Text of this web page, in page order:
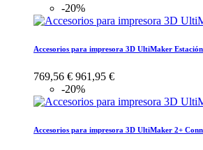
-20%
Accesorios para impresora 3D UltiMaker
769,56 € 961,95 €
-20%
Accesorios para impresora 3D UltiMaker 2+